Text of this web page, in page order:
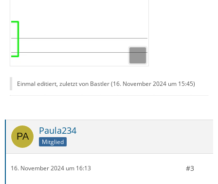
Einmal editiert, zuletzt von Bastler (16. November 2024 um 15:45)
Paula234
Mitglied
16. November 2024 um 16:13 #3